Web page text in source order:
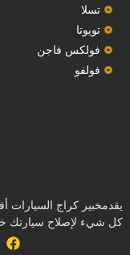
تسلا
تويوتا
فولكس فاجن
فولفو
يقدمخبير كراج
كل شيء لإصلاح سيارتك